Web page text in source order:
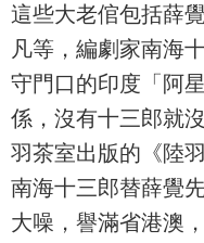
這些大老倌包括薛
凡等，編劇家南海
守門口的印度「阿
係，沒有十三郎就
羽茶室出版的《陸
南海十三郎替薛覺
大噪，譽滿省港澳